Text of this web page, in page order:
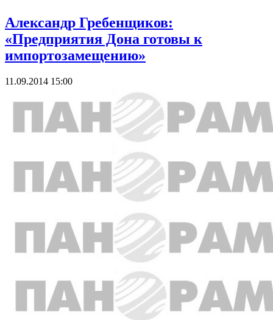
Александр Гребенщиков:
«Предприятия Дона готовы к
импортозамещению»
11.09.2014 15:00